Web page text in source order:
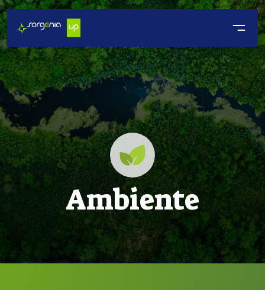
Ambiente